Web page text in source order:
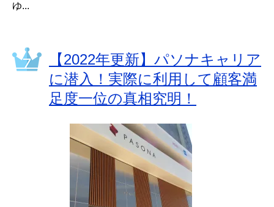
ゆ...
【2022年更新】パソナキャリア
に潜入！実際に利用して顧客満
足度一位の真相究明！